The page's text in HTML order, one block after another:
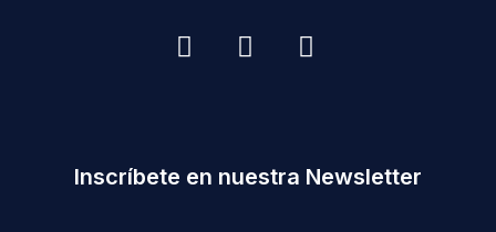
Inscríbete en nuestra Newsletter